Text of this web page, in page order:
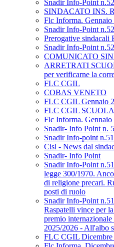
Snadir Info-Point
SINDACATO INS.
Flc Informa. Gennaio
Snadir Info-Point
Prerogative
Snadir Info-Point
COMUNICATO
ARRETRATI
per verificarne la
FLC CGIL
COBAS VENETO
FLC CGIL Gennaio
FLC CGIL SCUOLA
Flc Informa. Gennaio
Snadir- Info Point n.
Snadir Info-point
Cisl - News dal
Snadir- Info Point
Snadir Info-Point
legge 300/1970.
di religione precari.
posti di ruolo
Snadir Info-Point
Raspatelli vince per
premio
2025/2026 - All'albo
FLC CGIL Dicembre